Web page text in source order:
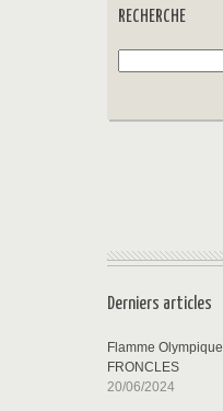
RECHERCHE
Derniers articles
Flamme Olympique
FRONCLES
20/06/2024